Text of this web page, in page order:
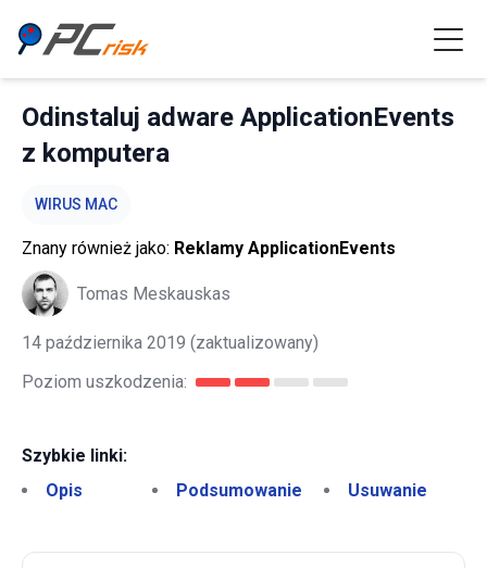
Odinstaluj adware ApplicationEvents
z komputera
WIRUS MAC
Znany również jako: Reklamy ApplicationEvents
Tomas Meskauskas
14 października 2019 (zaktualizowany)
Poziom uszkodzenia:
Szybkie linki:
Opis
Podsumowanie Usuwanie